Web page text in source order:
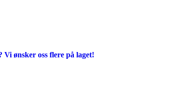
ønsker oss flere på laget!